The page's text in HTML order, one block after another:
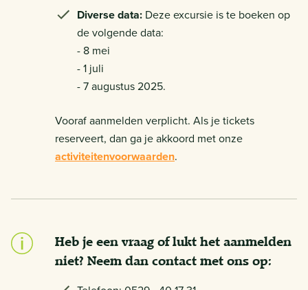
Diverse data: Deze excursie is te boeken op
de volgende data:
- 8 mei
- 1 juli
- 7 augustus 2025.
Vooraf aanmelden verplicht. Als je tickets
reserveert, dan ga je akkoord met onze
activiteitenvoorwaarden.
Heb je een vraag of lukt het aanmelden
niet? Neem dan contact met ons op: